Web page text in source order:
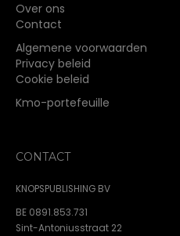
Over ons
Contact
Algemene voorwaarden
Privacy beleid
Cookie beleid
Kmo-portefeuille
CONTACT
KNOPSPUBLISHING BV
BE 0891.853.731
Sint-Antoniusstraat 22